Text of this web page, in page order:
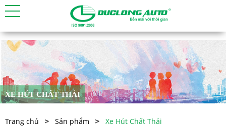
XE HÚT CHẤT THẢI
Trang chủ Sản phẩm Xe Hút Chất Thải